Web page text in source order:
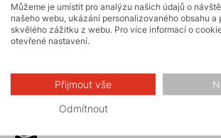
Skalní lezení a
Vysokohorská
Můžeme je umístit pro analýzu našich údajů o
našeho webu, ukázání personalizovaného obsahu a
skvělého zážitku z webu. Pro více informací o
otevřené nastavení.
Přijmout vše
Odmítnout